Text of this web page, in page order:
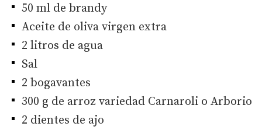
50 ml de brandy
Aceite de oliva virgen extra
2 litros de agua
Sal
2 bogavantes
300 g de arroz variedad Carnaroli o Arborio
2 dientes de ajo